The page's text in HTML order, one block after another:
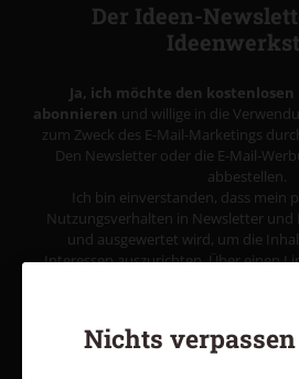
Der Ideen-
Ja, ich möchte den
abonnieren und willige in die
zum Zweck des E-Mail-Marketings
Den Newsletter oder die E-Mail-
abbestellen.
Ich bin einverstanden, dass mein
Nutzungsverhalten in Newsletter und
und ausgewertet wird, um die
Interessen auszurichten. Über einen
Nichts verpassen